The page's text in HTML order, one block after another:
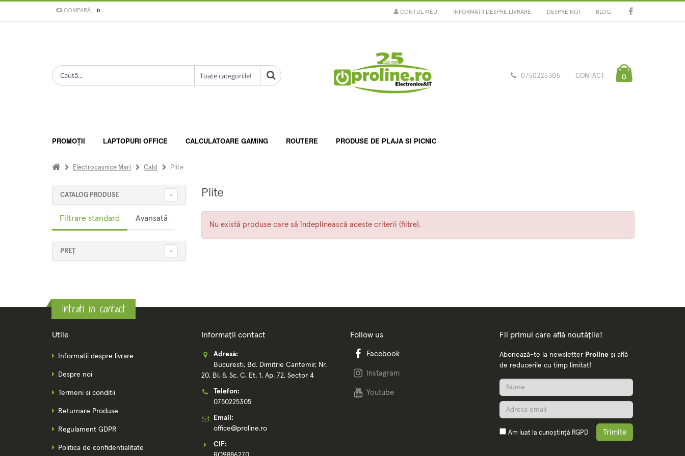
COMPARĂ 0 INFORMATII DESPRE LIVRARE DESPRE NOI BLOG
CONTUL MEU
0750225305 CONTACT 0
PROMOȚII LAPTOPURI OFFICE CALCULATOARE GAMING ROUTERE PRODUSE DE PLAJA SI PICNIC
Electrocasnice Mari Cald Plite
CATALOG PRODUSE
Filtrare standard Avansată
PREȚ
Plite
Nu există produse care să îndeplinească aceste criterii (filtre).
Intrati in contact
Utile
Informatii despre livrare
Despre noi
Termeni si conditii
Returnare Produse
Regulament GDPR
Politica de confidentialitate
Informații contact
Adresă:
Bucuresti, Bd. Dimitrie Cantemir, Nr.
20, Bl. 8, Sc. C, Et. 1, Ap. 72, Sector 4
Telefon:
0750225305
Email:
office@proline.ro
CIF:
Follow us
Facebook
Instagram
Youtube
Fii primul care află noutățile!
Abonează-te la newsletter Prolineși află
de reducerile cu timp limitat!
Am luat la cunoștință RGPD Trimite